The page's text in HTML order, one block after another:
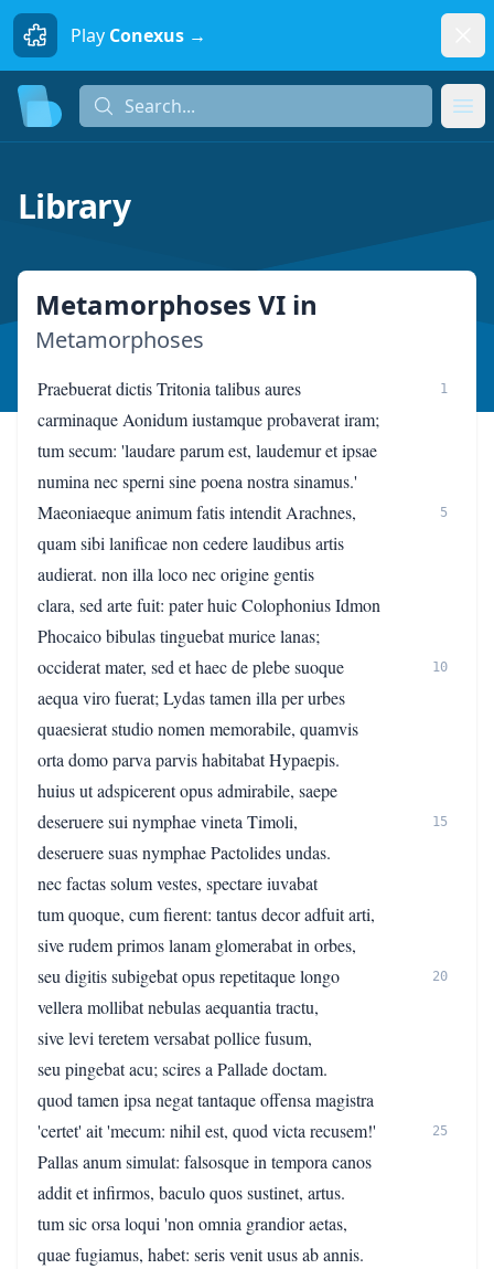
Play Conexus →
Search...
Library
Metamorphoses VI in
Metamorphoses
Praebuerat dictis Tritonia talibus aures 1
carminaque Aonidum iustamque probaverat iram;
tum secum: 'laudare parum est, laudemur et ipsae
numina nec sperni sine poena nostra sinamus.'
Maeoniaeque animum fatis intendit Arachnes,
5
quam sibi lanificae non cedere laudibus artis
audierat. non illa loco nec origine gentis
clara, sed arte fuit: pater huic Colophonius Idmon
Phocaico bibulas tinguebat murice lanas;
occiderat mater, sed et haec de plebe suoque
10
aequa viro fuerat; Lydas tamen illa per urbes
quaesierat studio nomen memorabile, quamvis
orta domo parva parvis habitabat Hypaepis.
huius ut adspicerent opus admirabile, saepe
deseruere sui nymphae vineta Timoli,
15
deseruere suas nymphae Pactolides undas.
nec factas solum vestes, spectare iuvabat
tum quoque, cum fierent: tantus decor adfuit arti,
sive rudem primos lanam glomerabat in orbes,
seu digitis subigebat opus repetitaque longo
20
vellera mollibat nebulas aequantia tractu,
sive levi teretem versabat pollice fusum,
seu pingebat acu; scires a Pallade doctam.
quod tamen ipsa negat tantaque offensa magistra
'certet' ait 'mecum: nihil est, quod victa recusem!'
25
Pallas anum simulat: falsosque in tempora canos
addit et infirmos, baculo quos sustinet, artus.
tum sic orsa loqui 'non omnia grandior aetas,
quae fugiamus, habet: seris venit usus ab annis.